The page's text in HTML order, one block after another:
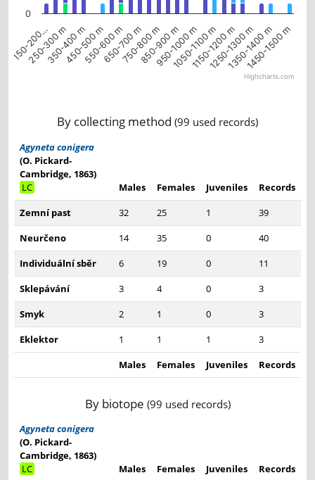
150-200…
250-300 m
350-400 m
450-500 m
550-600 m
650-700 m
750-800 m
850-900 m
950-1000 m
1050-1100 m
1150-1200 m
1250-1300 m
1350-1400 m
1450-1500 m
0
Highcharts.com
By collecting method (99 used records)
Agyneta conigera
(O. Pickard-
Cambridge, 1863)
LC
Males Females Juveniles
Records
Zemní past
32 25 1
39
Neurčeno
14 35 0
40
Individuální sběr
6 19 0
11
Sklepávání
3 4 0
3
Smyk
2 1 0
3
Eklektor
1 1 1
3
Males
Females Juveniles Records
By biotope (99 used records)
Agyneta conigera
(O. Pickard-
Cambridge, 1863)
LC
Males Females Juveniles
Records